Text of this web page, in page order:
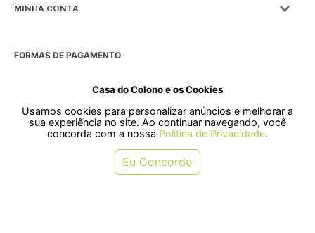
Casa do Colono e os Cookies
Usamos cookies para personalizar anúncios e melhorar a
sua experiência no site. Ao continuar navegando, você
concorda com a nossa Política de Privacidade.
Eu Concordo
MINHA CONTA
FORMAS DE PAGAMENTO
SELOS
Rua Pre. Frederico Hardt, 119 - Centro, Indaial - SC, 89080-018